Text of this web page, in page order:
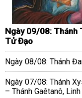
Ngày 09/08: Thánh
Tử Đạo
Ngày 08/08: Thánh
Ngày 07/08: Thánh
– Thánh Gaêtanô,